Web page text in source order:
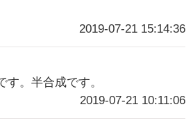
2019-07-21 15:14:36
す。半合成です。
2019-07-21 10:11:06